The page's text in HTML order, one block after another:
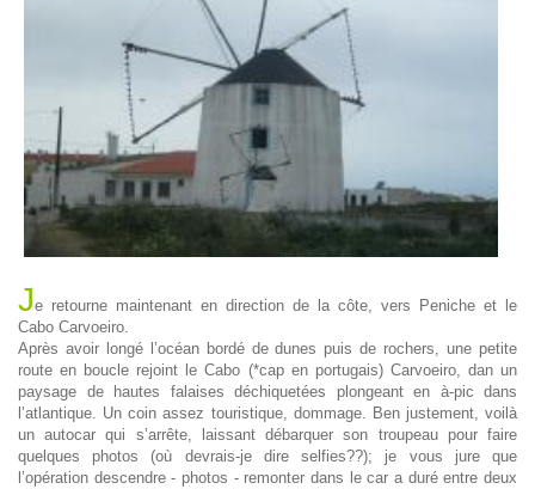
Je retourne maintenant en direction de la côte, vers Peniche et le
Cabo Carvoeiro.
Après avoir longé l’océan bordé de dunes puis de rochers, une petite
route en boucle rejoint le Cabo (*cap en portugais) Carvoeiro, dan un
paysage de hautes falaises déchiquetées plongeant en à-pic dans
l’atlantique. Un coin assez touristique, dommage. Ben justement, voilà
un autocar qui s’arrête, laissant débarquer son troupeau pour faire
quelques photos (où devrais-je dire selfies??); je vous jure que
l’opération descendre - photos - remonter dans le car a duré entre deux